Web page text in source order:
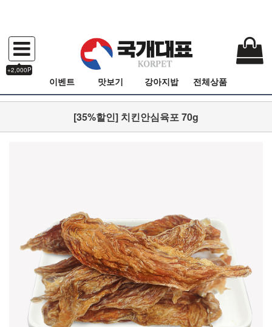
+2,000P
이벤트 맛보기 강아지밥 전체상품
[35%할인] 치킨안심육포 70g